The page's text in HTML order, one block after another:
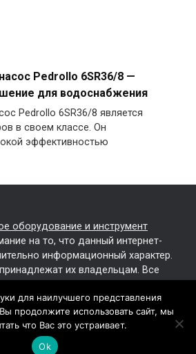
Pedrollo 6SR36/8 —
для водоснабжения
Pedrollo 6SR36/8 является
в своем классе. Он
эффективностью
оборудование и инструмент
на то, что данный интернет-
информационный характер.
их владельцам. Все
для наилучшего представления
продолжите использовать сайт, мы
что Вас это устраивает.
Ok